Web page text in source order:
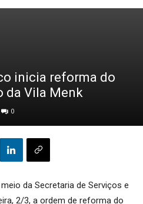
inicia reforma do
da Vila Menk
0
da Secretaria de Serviços e
2/3, a ordem de reforma do